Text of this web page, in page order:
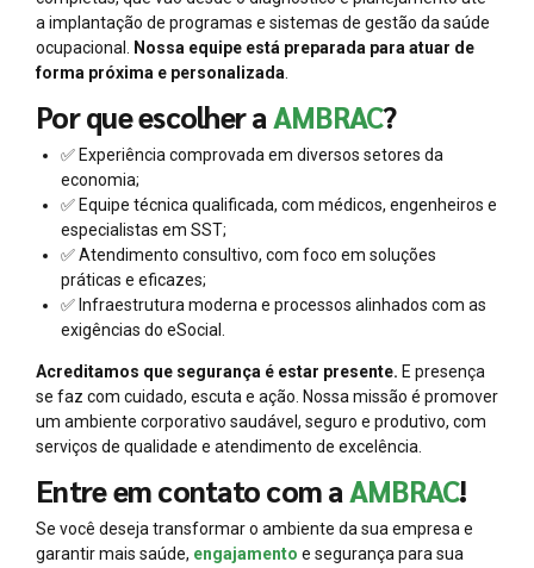
a implantação de programas e sistemas de gestão da saúde
ocupacional. Nossa equipe está preparada para atuar de
forma próxima e personalizada.
Por que escolher aAMBRAC?
✅ Experiência comprovada em diversos setores da
economia;
✅ Equipe técnica qualificada, com médicos, engenheiros e
especialistas em SST;
✅ Atendimento consultivo, com foco em soluções
práticas e eficazes;
✅ Infraestrutura moderna e processos alinhados com as
exigências do eSocial.
Acreditamos que segurança é estar presente. E presença
se faz com cuidado, escuta e ação. Nossa missão é promover
um ambiente corporativo saudável, seguro e produtivo, com
serviços de qualidade e atendimento de excelência.
Entre em contato com aAMBRAC!
Se você deseja transformar o ambiente da sua empresa e
garantir mais saúde, engajamento e segurança para sua